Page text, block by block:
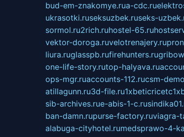
bud-em-znakomye.rua-cdc.ru
ukrasotki.ruseksuzbek.ruseks-
sormol.ru2rich.ruhostel-65.ru
vektor-doroga.ruvelotrenajery.ru
liura.ruglasspb.rufirehunters.ru
one-life-story.rutop-halyava.ru
ops-mgr.ruaccounts-112.rucsm-
atillagunn.ru3d-file.ru
sib-archives.rue-abis-1-c.ru
ban-damn.rupurse-factory.ruviagra-
alabuga-cityhotel.rumedsprawo-4-